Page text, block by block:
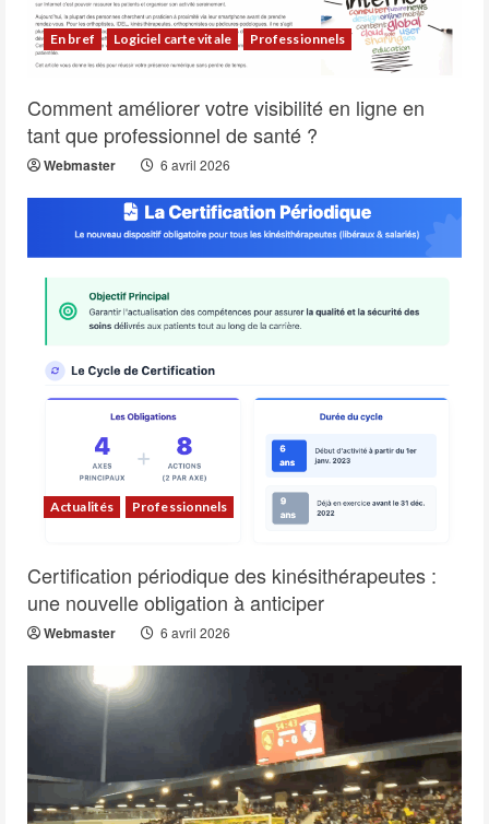
En bref Logiciel carte vitale Professionnels
Comment améliorer votre visibilité en ligne en
tant que professionnel de santé ?
Webmaster 6 avril 2026
Actualités Professionnels
Certification périodique des kinésithérapeutes :
une nouvelle obligation à anticiper
Webmaster 6 avril 2026